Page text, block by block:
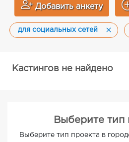
Добавить анкету
для социальных сетей
Кастингов не найдено
Выберите тип
Выберите тип проекта в